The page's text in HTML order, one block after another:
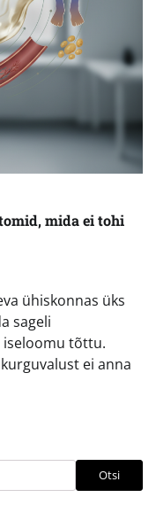
mida ei tohi
ühiskonnas üks
sageli
iseloomu tõttu.
ei anna
Otsi